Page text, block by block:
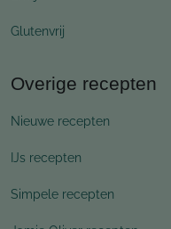
Glutenvrij
Overige recepten
Nieuwe recepten
IJs recepten
Simpele recepten